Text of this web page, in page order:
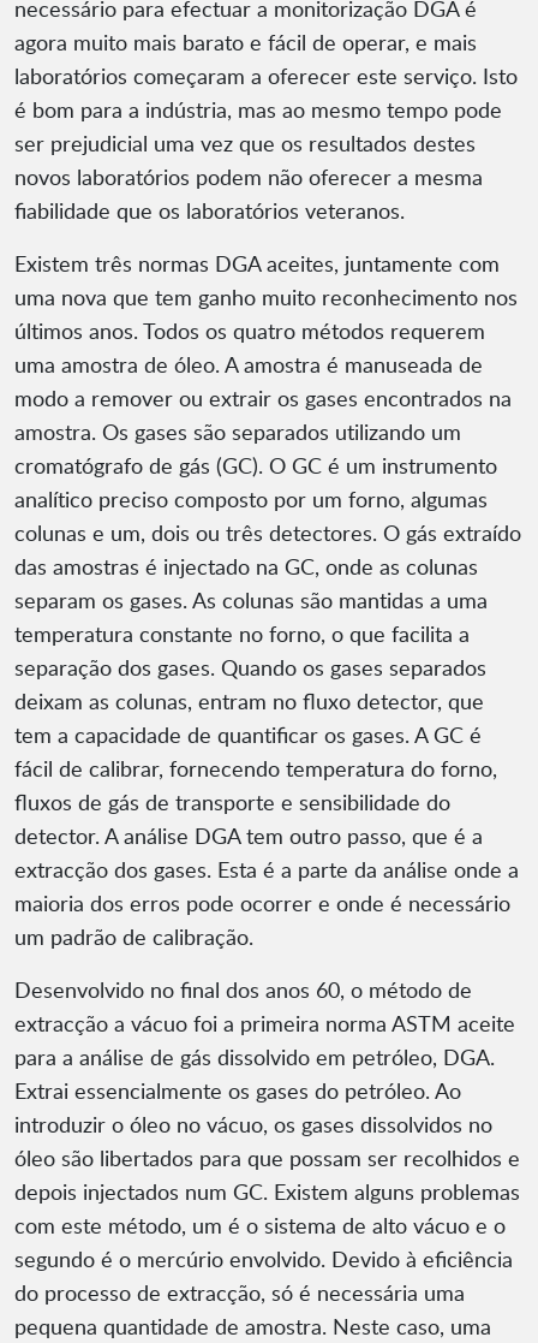
necessário para efectuar a monitorização DGA é
agora muito mais barato e fácil de operar, e mais
laboratórios começaram a oferecer este serviço. Isto
é bom para a indústria, mas ao mesmo tempo pode
ser prejudicial uma vez que os resultados destes
novos laboratórios podem não oferecer a mesma
fiabilidade que os laboratórios veteranos.
Existem três normas DGA aceites, juntamente com
uma nova que tem ganho muito reconhecimento nos
últimos anos. Todos os quatro métodos requerem
uma amostra de óleo. A amostra é manuseada de
modo a remover ou extrair os gases encontrados na
amostra. Os gases são separados utilizando um
cromatógrafo de gás (GC). O GC é um instrumento
analítico preciso composto por um forno, algumas
colunas e um, dois ou três detectores. O gás extraído
das amostras é injectado na GC, onde as colunas
separam os gases. As colunas são mantidas a uma
temperatura constante no forno, o que facilita a
separação dos gases. Quando os gases separados
deixam as colunas, entram no fluxo detector, que
tem a capacidade de quantificar os gases. A GC é
fácil de calibrar, fornecendo temperatura do forno,
fluxos de gás de transporte e sensibilidade do
detector. A análise DGA tem outro passo, que é a
extracção dos gases. Esta é a parte da análise onde a
maioria dos erros pode ocorrer e onde é necessário
um padrão de calibração.
Desenvolvido no final dos anos 60, o método de
extracção a vácuo foi a primeira norma ASTM aceite
para a análise de gás dissolvido em petróleo, DGA.
Extrai essencialmente os gases do petróleo. Ao
introduzir o óleo no vácuo, os gases dissolvidos no
óleo são libertados para que possam ser recolhidos e
depois injectados num GC. Existem alguns problemas
com este método, um é o sistema de alto vácuo e o
segundo é o mercúrio envolvido. Devido à eficiência
do processo de extracção, só é necessária uma
pequena quantidade de amostra. Neste caso, uma